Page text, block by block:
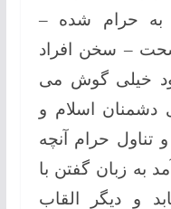
به حرام شده –
– سخن افراد
خیلی گوش می
دشمنان اسلام و
تناول حرام آنچه
به زبان گفتن با
و دیگر القاب